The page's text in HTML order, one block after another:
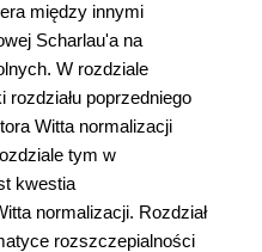
między innymi
Scharlau'a na
W rozdziale
poprzedniego
Witta normalizacji
tym w
kwestia
normalizacji. Rozdział
rozszczepialności